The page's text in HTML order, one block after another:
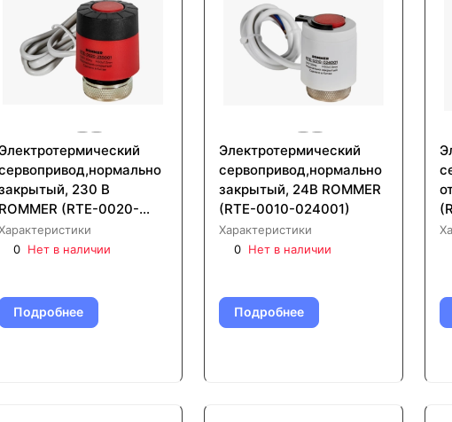
Электротермический
230 В
ROMMER (RTE-0020-
0 Нет в наличии
Подробнее
Электротермический
сервопривод,нормально
закрытый, 24В ROMMER
(RTE-0010-024001)
Характеристики
0 Нет в наличии
Подробнее